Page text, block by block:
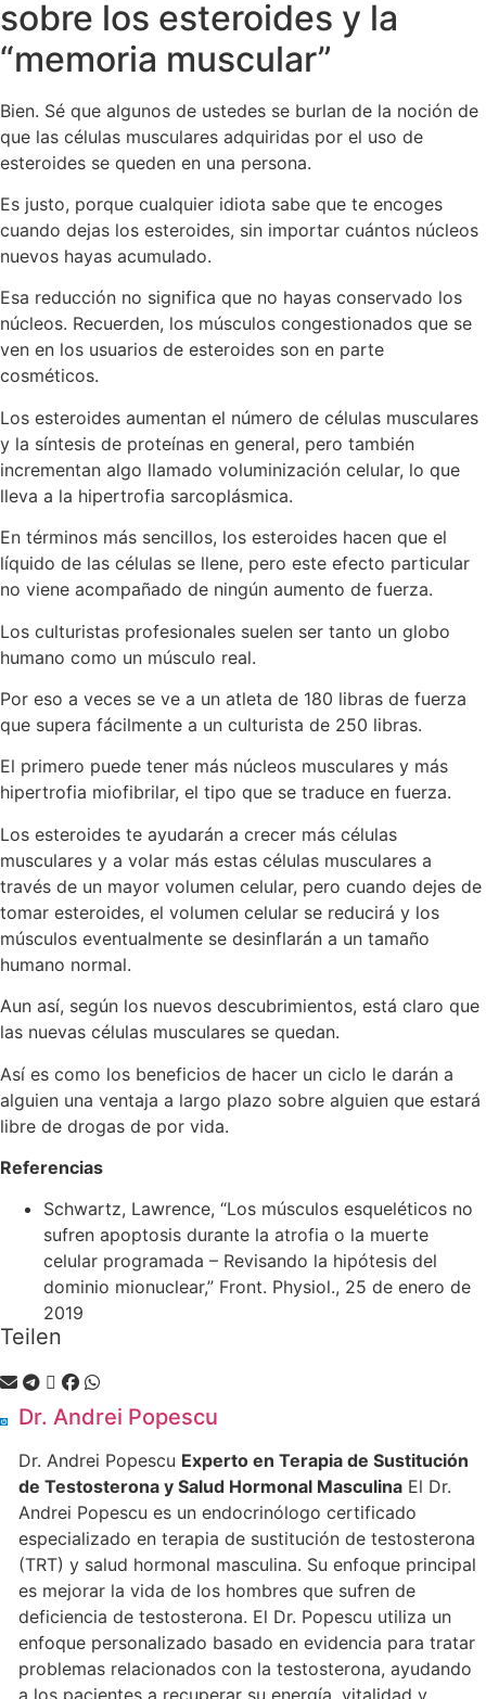
sobre los esteroides y la
“memoria muscular”
Bien. Sé que algunos de ustedes se burlan de la noción de
que las células musculares adquiridas por el uso de
esteroides se queden en una persona.
Es justo, porque cualquier idiota sabe que te encoges
cuando dejas los esteroides, sin importar cuántos núcleos
nuevos hayas acumulado.
Esa reducción no significa que no hayas conservado los
núcleos. Recuerden, los músculos congestionados que se
ven en los usuarios de esteroides son en parte
cosméticos.
Los esteroides aumentan el número de células musculares
y la síntesis de proteínas en general, pero también
incrementan algo llamado voluminización celular, lo que
lleva a la hipertrofia sarcoplásmica.
En términos más sencillos, los esteroides hacen que el
líquido de las células se llene, pero este efecto particular
no viene acompañado de ningún aumento de fuerza.
Los culturistas profesionales suelen ser tanto un globo
humano como un músculo real.
Por eso a veces se ve a un atleta de 180 libras de fuerza
que supera fácilmente a un culturista de 250 libras.
El primero puede tener más núcleos musculares y más
hipertrofia miofibrilar, el tipo que se traduce en fuerza.
Los esteroides te ayudarán a crecer más células
musculares y a volar más estas células musculares a
través de un mayor volumen celular, pero cuando dejes de
tomar esteroides, el volumen celular se reducirá y los
músculos eventualmente se desinflarán a un tamaño
humano normal.
Aun así, según los nuevos descubrimientos, está claro que
las nuevas células musculares se quedan.
Así es como los beneficios de hacer un ciclo le darán a
alguien una ventaja a largo plazo sobre alguien que estará
libre de drogas de por vida.
Referencias
Schwartz, Lawrence, “Los músculos esqueléticos no
sufren apoptosis durante la atrofia o la muerte
celular programada – Revisando la hipótesis del
dominio mionuclear,” Front. Physiol., 25 de enero de
2019
Teilen
Dr. Andrei Popescu
Dr. Andrei Popescu Experto en Terapia de Sustitución
de Testosterona y Salud Hormonal MasculinaEl Dr.
Andrei Popescu es un endocrinólogo certificado
especializado en terapia de sustitución de testosterona
(TRT) y salud hormonal masculina. Su enfoque principal
es mejorar la vida de los hombres que sufren de
deficiencia de testosterona. El Dr. Popescu utiliza un
enfoque personalizado basado en evidencia para tratar
problemas relacionados con la testosterona, ayudando